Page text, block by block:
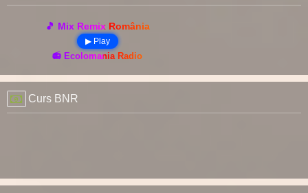
🎵 Mix Remix România
▶ Play
📻 Ecolomania Radio
Curs BNR